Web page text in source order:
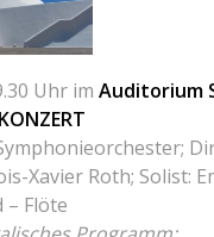
Uhr im Auditorium
Xavier Roth; Solist:
– Flöte